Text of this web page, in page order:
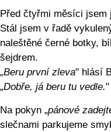
Před čtyřmi měsíci jsem
Stál jsem v řadě
naleštěné černé botky,
šejdrem.
„Beru první zleva" hlásí
„Dobře, já beru tu vedle."
Na pokyn „pánové
slečnami parkujeme